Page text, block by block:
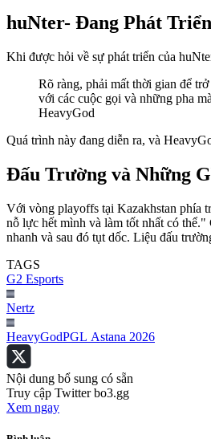
huNter- Đang Phát
Khi được hỏi về sự phát triển của
Rõ ràng, phải mất thời gian để
với các cuộc gọi và những pha
HeavyGod
Quá trình này đang diễn ra, và
Đấu Trường và Những
Với vòng playoffs tại Kazakhstan phía
nỗ lực hết mình và làm tốt nhất có
nhanh và sau đó tụt dốc. Liệu đấu
TAGS
G2 Esports
Nertz
HeavyGodPGL Astana 2026
Nội dung bổ sung có sẵn
Truy cập Twitter bo3.gg
Xem ngay